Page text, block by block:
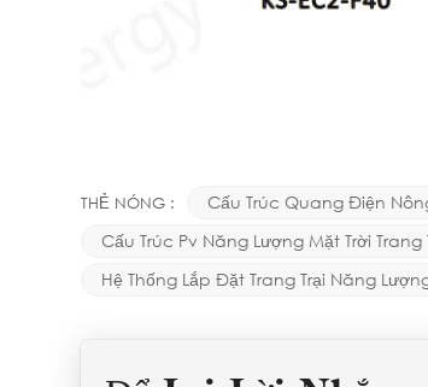
THẺ NÓNG : Cấu Trúc Quang Điện
Cấu Trúc Pv Năng Lượng Mặt Trời Trang
Hệ Thống Lắp Đặt Trang Trại Năng